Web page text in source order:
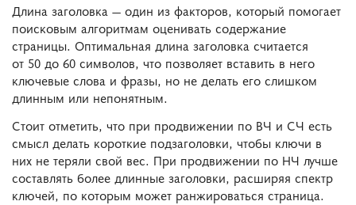
Длина заголовка — один из факторов, который помогает
поисковым алгоритмам оценивать содержание
страницы. Оптимальная длина заголовка считается
от 50 до 60 символов, что позволяет вставить в него
ключевые слова и фразы, но не делать его слишком
длинным или непонятным.
Стоит отметить, что при продвижении по ВЧ и СЧ есть
смысл делать короткие подзаголовки, чтобы ключи в
них не теряли свой вес. При продвижении по НЧ лучше
составлять более длинные заголовки, расширяя спектр
ключей, по которым может ранжироваться страница.